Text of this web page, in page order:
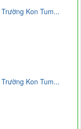
Kon Tum...
Kon Tum...